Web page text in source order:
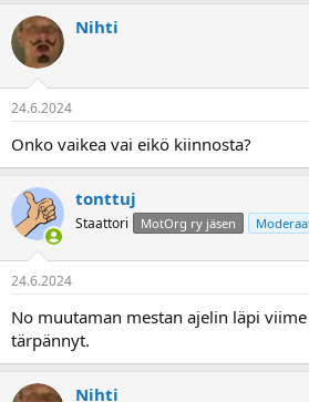
Nihti
24.6.2024
Onko vaikea vai eikö kiinnosta?
tonttuj
Staattori MotOrg ry jäsen
24.6.2024
No muutaman mestan ajelin läpi
tärpännyt.
Nihti